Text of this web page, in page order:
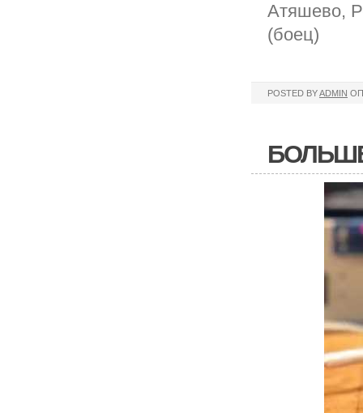
Атяшево,
(боец)
POSTED BYADMIN